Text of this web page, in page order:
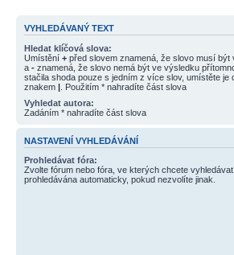
VYHLEDÁVANÝ TEXT
Hledat klíčová slova:
Umístění + před slovem znamená, že slovo musí být
a - znamená, že slovo nemá být ve výsledku
stačila shoda pouze s jedním z více slov, umístěte je
znakem | . Použitím * nahradíte část slova
Vyhledat autora:
Zadáním * nahradíte část slova
NASTAVENÍ VYHLEDÁVÁNÍ
Prohledávat fóra:
Zvolte fórum nebo fóra, ve kterých chcete
prohledávána automaticky, pokud nezvolíte jinak.